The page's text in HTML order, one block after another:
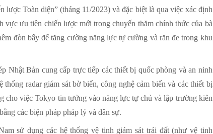
lược Toàn diện” (tháng 11/2023) và đặc biệt là qua việc xác định
ưu tiên chiến lược mới trong chuyến thăm chính thức của bà
đòn bẩy để tăng cường năng lực tự cường và răn đe trong khu
Nhật Bản cung cấp trực tiếp các thiết bị quốc phòng và an ninh
radar giám sát bờ biển, công nghệ cảm biến và các thiết bị
cho việc Tokyo tin tưởng vào năng lực tự chủ và lập trường kiên
các biện pháp pháp lý và dân sự.
sử dụng các hệ thống vệ tinh giám sát trái đất (như vệ tinh